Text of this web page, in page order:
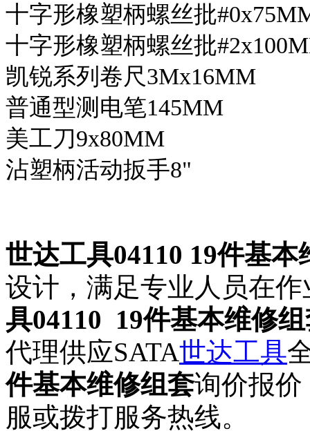
十字形橡塑柄螺丝批
十字形橡塑柄螺丝批
凯锐系列卷尺3Mx16MM
普通型测电笔145MM
美工刀9x80MM
沾塑柄活动扳手8"
世达工具04110 19件基本
设计，满足专业人员在
具04110 19件基本维修
代理供应SATA世达工具
件基本维修组套询价报
服或拨打服务热线。